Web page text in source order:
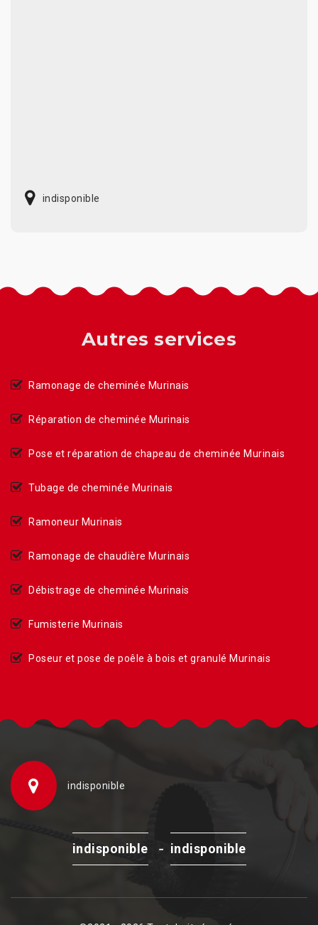
indisponible
Autres services
Ramonage de cheminée Murinais
Réparation de cheminée Murinais
Pose et réparation de chapeau de cheminée Murinais
Tubage de cheminée Murinais
Ramoneur Murinais
Ramonage de chaudière Murinais
Débistrage de cheminée Murinais
Fumisterie Murinais
Poseur et pose de poêle à bois et granulé Murinais
indisponible
indisponible - indisponible